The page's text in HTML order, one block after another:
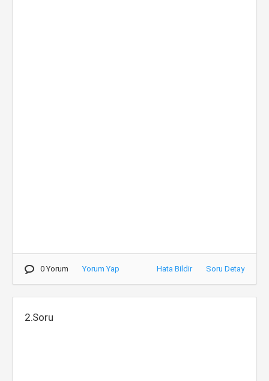
0 Yorum Yorum Yap Hata Bildir Soru Detay
2.Soru